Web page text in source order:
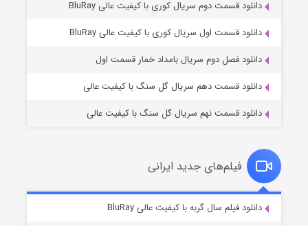
وستی ها
قسمت۱ (زیرنویس) منتشر شد
قسمت۶ (زیرنویس) منتشر شد
دانلود قسمت دوم سریال کوری با کیفیت عالی BluRay
دانلود قسمت اول سریال کوری با کیفیت عالی BluRay
دانلود فصل دوم سریال بامداد خمار قسمت اول
دانلود قسمت دهم سریال گل سنگ با کیفیت عالی
دانلود قسمت نهم سریال گل سنگ با کیفیت عالی
فیلم‌های جدید ایرانی
دانلود فیلم سال گربه با کیفیت عالی BluRay